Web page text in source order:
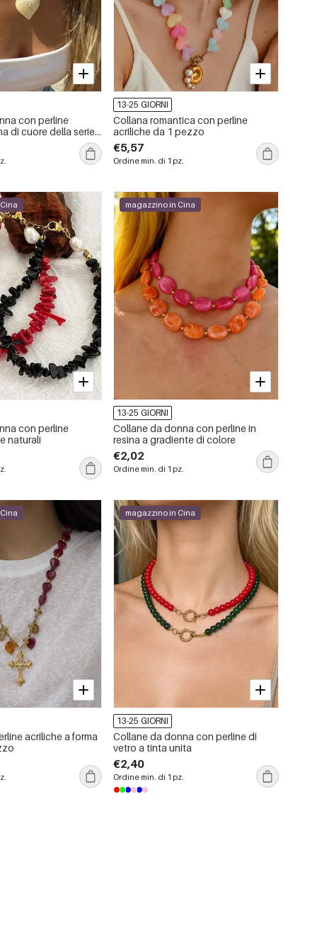
con perline
di cuore della serie
13-25 GIORNI
Collana romantica con perline
acriliche da 1 pezzo
€5,57
Ordine min. di 1 pz.
con perline
naturali
magazzino in Cina
13-25 GIORNI
Collane da donna con perline in
resina a gradiente di colore
€2,02
Ordine min. di 1 pz.
acriliche a forma
magazzino in Cina
13-25 GIORNI
Collane da donna con perline di
vetro a tinta unita
€2,40
Ordine min. di 1 pz.